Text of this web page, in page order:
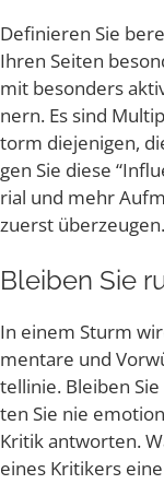
Defi­nie­ren Sie
Ihren Sei­ten
mit beson­ders
nern. Es sind
torm die­je­ni­gen,
gen Sie die­se
ri­al und mehr
zuerst überzeugen.
Blei­ben Sie
In einem Sturm
men­ta­re und
tel­li­nie. Blei­ben
ten Sie nie
Kri­tik ant­wor­ten.
eines Kri­ti­kers